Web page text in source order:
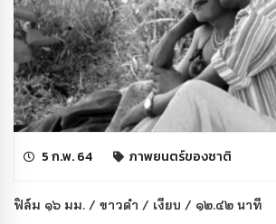
5 ก.พ. 64 ภาพยนตร์ของชาติ
ฟิล์ม ๑๖ มม. / ขาวดำ / เงียบ / ๑๒.๔๒ นาที